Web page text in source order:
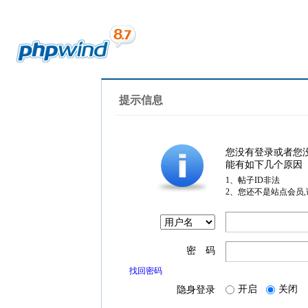
提示信息
您没有登录或者您
能有如下几个原因
1、帖子ID非法
2、您还不是站点会员
密 码
找回密码
隐身登录 开启 关闭